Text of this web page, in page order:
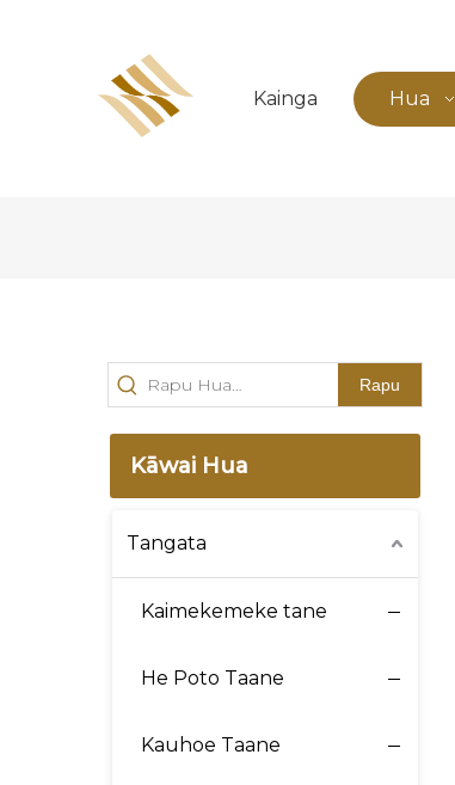
Kainga Hua
Rapu
Kāwai Hua
Tangata
Kaimekemeke tane
He Poto Taane
Kauhoe Taane